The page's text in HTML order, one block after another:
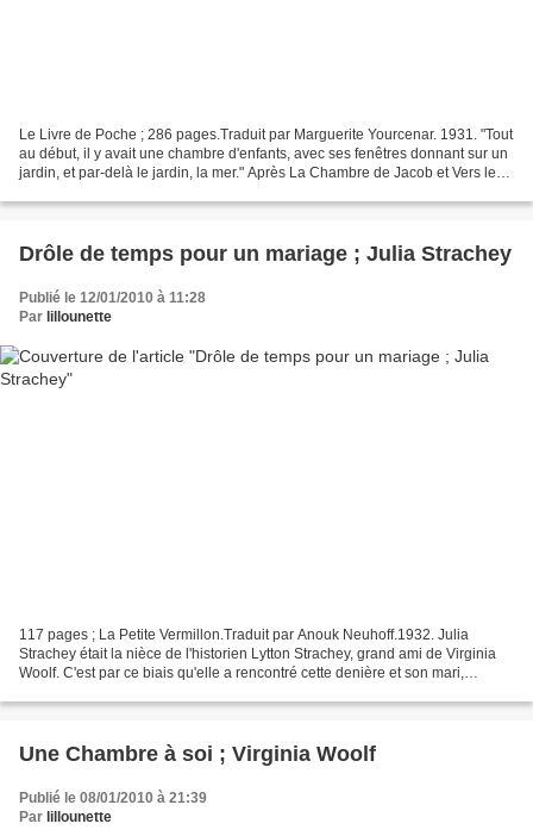
Le Livre de Poche ; 286 pages.Traduit par Marguerite Yourcenar. 1931. "Tout
au début, il y avait une chambre d'enfants, avec ses fenêtres donnant sur un
jardin, et par-delà le jardin, la mer." Après La Chambre de Jacob et Vers le
Drôle de temps pour un mariage ; Julia Strachey
Publié le 12/01/2010 à 11:28
Par lillounette
117 pages ; La Petite Vermillon.Traduit par Anouk Neuhoff.1932. Julia
Strachey était la nièce de l'historien Lytton Strachey, grand ami de Virginia
Woolf. C'est par ce biais qu'elle a rencontré cette denière et son mari,
Une Chambre à soi ; Virginia Woolf
Publié le 08/01/2010 à 21:39
Par lillounette